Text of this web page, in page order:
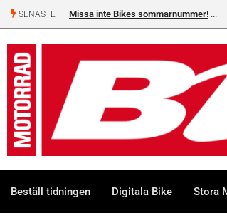
SENASTE Missa inte Bikes sommarnummer!
Beställ tidningen Digitala Bike Stora